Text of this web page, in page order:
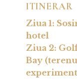
ITINERAR
Ziua 1:
hotel
Ziua 2:
Bay